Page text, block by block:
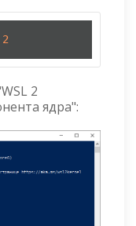
2
2
ядра":